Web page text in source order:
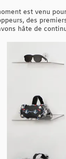
est venu
des
hâte de